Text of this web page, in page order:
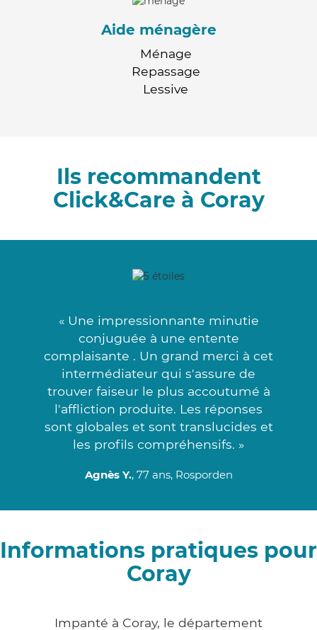
Aide ménagère
Ménage
Repassage
Lessive
Ils recommandent
Click&Care à Coray
« Une impressionnante minutie
conjuguée à une entente
complaisante . Un grand merci à cet
intermédiateur qui s'assure de
trouver faiseur le plus accoutumé à
l'affliction produite. Les réponses
sont globales et sont translucides et
les profils compréhensifs. »
Agnès Y., 77 ans, Rosporden
Informations pratiques pour
Coray
Impanté à Coray, le département